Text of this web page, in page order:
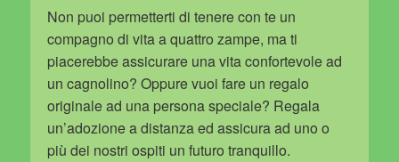
Non puoi permetterti di tenere con te un
compagno di vita a quattro zampe, ma ti
piacerebbe assicurare una vita confortevole ad
un cagnolino? Oppure vuoi fare un regalo
originale ad una persona speciale? Regala
un’adozione a distanza ed assicura ad uno o
più dei nostri ospiti un futuro tranquillo.